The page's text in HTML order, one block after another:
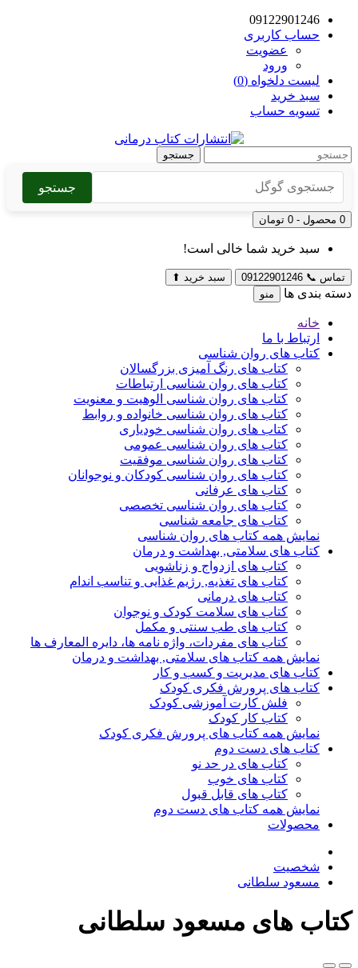
09122901246
حساب کاربری
عضویت
ورود
لیست دلخواه (0)
سبد خرید
تسویه حساب
جستجو
جستجو
0 محصول - 0 تومان
سبد خرید شما خالی است!
تماس 📞
09122901246 سبد خرید ⬆
دسته بندی ها منو
خانه
ارتباط با ما
کتاب های روان شناسی
کتاب های رنگ آمیزی بزرگسالان
کتاب های روان شناسی ارتباطات
کتاب های روان شناسی الوهیت و معنویت
کتاب های روان شناسی خانواده و روابط
کتاب های روان شناسی خودیاری
کتاب های روان شناسی عمومی
کتاب های روان شناسی موفقیت
کتاب های روان شناسی کودکان و نوجوانان
کتاب های عرفانی
کتاب های روان شناسی تخصصی
کتاب های جامعه شناسی
نمایش همه کتاب های روان شناسی
کتاب های سلامتی, بهداشت و درمان
کتاب های ازدواج و زناشویی
کتاب های تغذیه, رژیم غذایی و تناسب اندام
کتاب های درمانی
کتاب های سلامت کودک و نوجوان
کتاب های طب سنتی و مکمل
کتاب های مفردات، واژه نامه ها، دایره المعارف ها
نمایش همه کتاب های سلامتی, بهداشت و درمان
کتاب های مدیریت و کسب و کار
کتاب های پرورش فکری کودک
فلش کارت آموزشی کودک
کتاب کار کودک
نمایش همه کتاب های پرورش فکری کودک
کتاب های دست دوم
کتاب های در حد نو
کتاب های خوب
کتاب های قابل قبول
نمایش همه کتاب های دست دوم
محصولات
شخصیت
مسعود سلطانی
کتاب های مسعود سلطانی